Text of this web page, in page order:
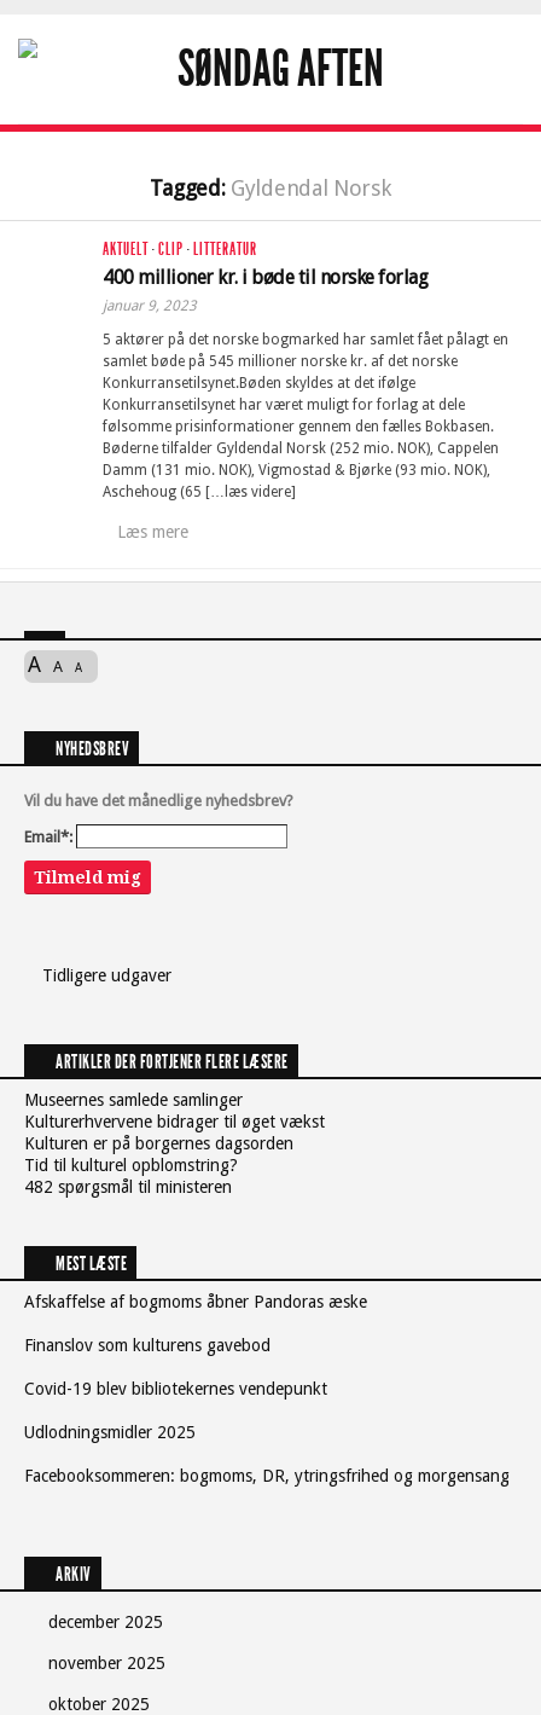
Tagged: Gyldendal Norsk
AKTUELT·CLIP · LITTERATUR
400 millioner kr. i bøde til norske forlag
januar 9, 2023
5 aktører på det norske bogmarked har samlet fået pålagt en
samlet bøde på 545 millioner norske kr. af det norske
Konkurransetilsynet.Bøden skyldes at det ifølge
Konkurransetilsynet har været muligt for forlag at dele
følsomme prisinformationer gennem den fælles Bokbasen.
Bøderne tilfalder Gyldendal Norsk (252 mio. NOK), Cappelen
Damm (131 mio. NOK), Vigmostad & Bjørke (93 mio. NOK),
Aschehoug (65 […læs videre]
Læs mere
A A A
NYHEDSBREV
Vil du have det månedlige nyhedsbrev?
Email*:
Tilmeld mig
Tidligere udgaver
ARTIKLER DER FORTJENER FLERE LÆSERE
Museernes samlede samlinger
Kulturerhvervene bidrager til øget vækst
Kulturen er på borgernes dagsorden
Tid til kulturel opblomstring?
482 spørgsmål til ministeren
MEST LÆSTE
Afskaffelse af bogmoms åbner Pandoras æske
Finanslov som kulturens gavebod
Covid-19 blev bibliotekernes vendepunkt
Udlodningsmidler 2025
Facebooksommeren: bogmoms, DR, ytringsfrihed og morgensang
ARKIV
december 2025
november 2025
oktober 2025